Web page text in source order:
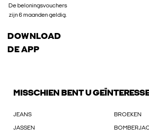
De beloningsvouchers
zijn 6 maanden geldig.
DOWNLOAD
DE APP
MISSCHIEN BENT U
JEANS BROEKEN
JASSEN